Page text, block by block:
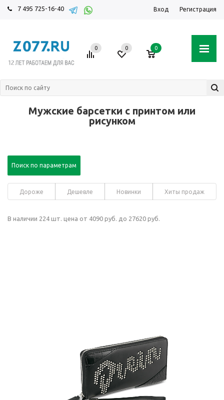
7 495 725-16-40 Вход Регистрация
0 0 0
Мужские барсетки с принтом или
рисунком
Поиск по параметрам
Дороже Дешевле Новинки Хиты продаж
В наличии 224 шт. цена от 4090 руб. до 27620 руб.